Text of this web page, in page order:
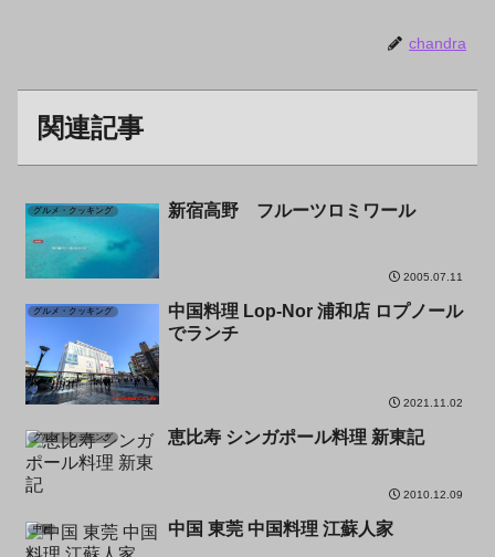
chandra
関連記事
グルメ・クッキング 新宿高野 フルーツロミワール
2005.07.11
グルメ・クッキング
中国料理 Lop-Nor 浦和店 ロプノール
でランチ
2021.11.02
グルメ・クッキング 恵比寿 シンガポール料理 新東記
2010.12.09
中国 中国 東莞 中国料理 江蘇人家